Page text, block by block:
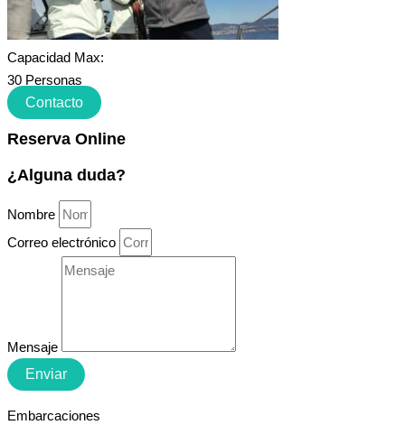
Capacidad Max:
30 Personas
Contacto
Reserva Online
¿Alguna duda?
Nombre
Correo electrónico
Mensaje
Enviar
Embarcaciones